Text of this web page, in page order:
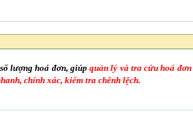
lượng hoá đơn, giúpquản lý và tra cứu hoá
chính xác, kiểm tra chênh lệch.